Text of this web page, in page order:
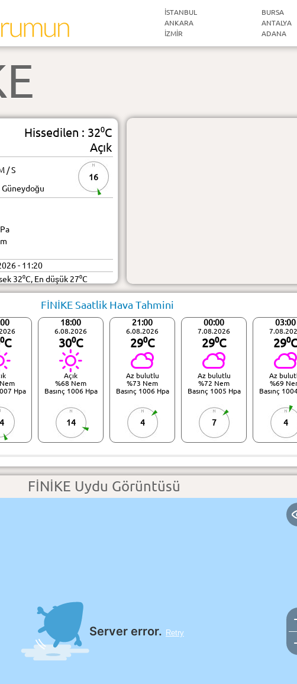
İSTANBUL
ANKARA
İZMIR
BURSA
ANTALYA
ADANA
Hissedilen : 32⁰C
Açık
/ S
16
Güneydoğu
- 11:20
32⁰C, En düşük 27⁰C
FİNİKE Saatlik Hava Tahmini
Hpa
18:00
6.08.2026
30⁰C
Açık
%68 Nem
Basınç 1006 Hpa
14
21:00
6.08.2026
29⁰C
Az bulutlu
%73 Nem
Basınç 1006 Hpa
4
00:00
7.08.2026
29⁰C
Az bulutlu
%72 Nem
Basınç 1005 Hpa
7
03:00
29⁰C
Az
%69
Basınç
4
FİNİKE Uydu Görüntüsü